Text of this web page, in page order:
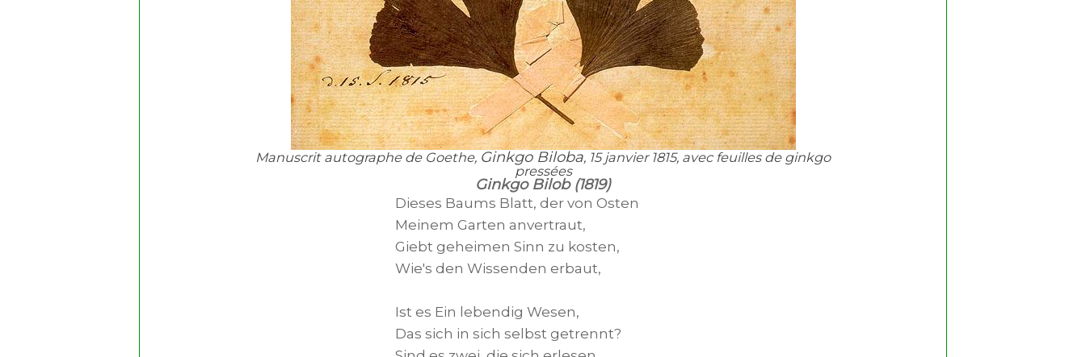
Manuscrit autographe de Goethe, Ginkgo Biloba, 15 janvier 1815, avec feuilles de ginkgo
pressées
Ginkgo Bilob (1819)
Dieses Baums Blatt, der von Osten
Meinem Garten anvertraut,
Giebt geheimen Sinn zu kosten,
Wie's den Wissenden erbaut,
Ist es Ein lebendig Wesen,
Das sich in sich selbst getrennt?